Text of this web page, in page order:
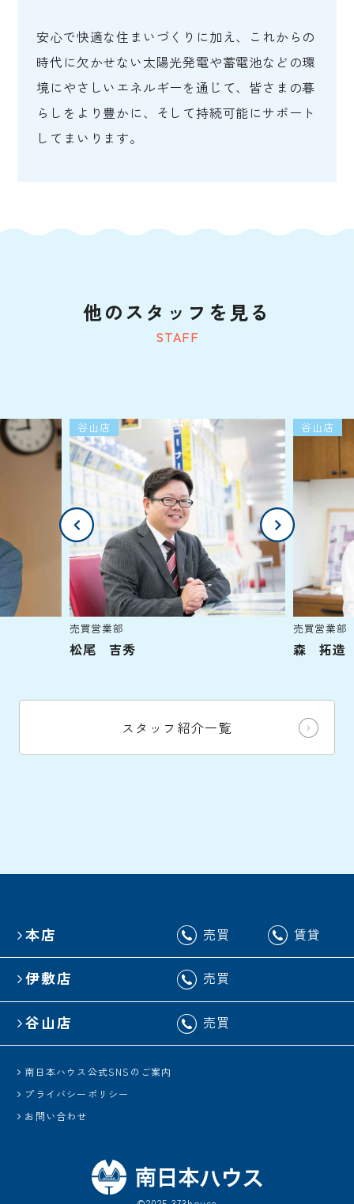
安心で快適な住まいづくりに加え、これからの
時代に欠かせない太陽光発電や蓄電池などの環
境にやさしいエネルギーを通じて、皆さまの暮
らしをより豊かに、そして持続可能にサポート
してまいります。
STAFF
他のスタッフを見る
谷山店
売買営業部
松尾 吉秀
谷山店
売買営業部
森 拓造
スタッフ紹介一覧
本店 売買 賃貸
伊敷店 売買
谷山店 売買
南日本ハウス公式SNSのご案内
プライバシーポリシー
お問い合わせ